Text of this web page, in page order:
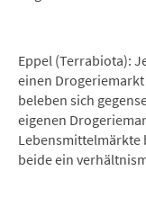
Eppel (Terrabiota):
einen
beleben sich
eigenen
Lebensmittelmärkte
beide ein